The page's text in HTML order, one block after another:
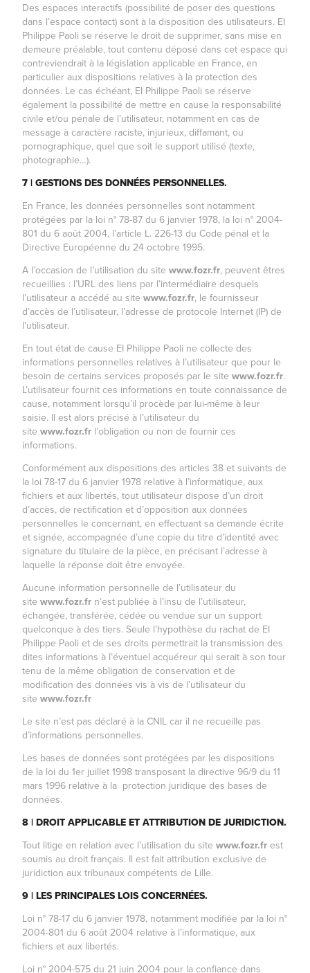
Des espaces interactifs (possibilité de poser des questions
dans l’espace contact) sont à la disposition des utilisateurs. EI
Philippe Paoli se réserve le droit de supprimer, sans mise en
demeure préalable, tout contenu déposé dans cet espace qui
contreviendrait à la législation applicable en France, en
particulier aux dispositions relatives à la protection des
données. Le cas échéant, EI Philippe Paoli se réserve
également la possibilité de mettre en cause la responsabilité
civile et/ou pénale de l’utilisateur, notamment en cas de
message à caractère raciste, injurieux, diffamant, ou
pornographique, quel que soit le support utilisé (texte,
photographie…).
7 | GESTIONS DES DONNÉES PERSONNELLES.
En France, les données personnelles sont notamment
protégées par la loi n° 78-87 du 6 janvier 1978, la loi n° 2004-
801 du 6 août 2004, l’article L. 226-13 du Code pénal et la
Directive Européenne du 24 octobre 1995.
A l’occasion de l’utilisation du sitewww.fozr.fr, peuvent êtres
recueillies : l’URL des liens par l’intermédiaire desquels
l’utilisateur a accédé au sitewww.fozr.fr, le fournisseur
d’accès de l’utilisateur, l’adresse de protocole Internet (IP) de
l’utilisateur.
En tout état de cause EI Philippe Paoli ne collecte des
informations personnelles relatives à l’utilisateur que pour le
besoin de certains services proposés par le sitewww.fozr.fr.
L’utilisateur fournit ces informations en toute connaissance de
cause, notamment lorsqu’il procède par lui-même à leur
saisie. Il est alors précisé à l’utilisateur du
sitewww.fozr.fr l’obligation ou non de fournir ces
informations.
Conformément aux dispositions des articles 38 et suivants de
la loi 78-17 du 6 janvier 1978 relative à l’informatique, aux
fichiers et aux libertés, tout utilisateur dispose d’un droit
d’accès, de rectification et d’opposition aux données
personnelles le concernant, en effectuant sa demande écrite
et signée, accompagnée d’une copie du titre d’identité avec
signature du titulaire de la pièce, en précisant l’adresse à
laquelle la réponse doit être envoyée.
Aucune information personnelle de l’utilisateur du
sitewww.fozr.fr n’est publiée à l’insu de l’utilisateur,
échangée, transférée, cédée ou vendue sur un support
quelconque à des tiers. Seule l’hypothèse du rachat de EI
Philippe Paoli et de ses droits permettrait la transmission des
dites informations à l’éventuel acquéreur qui serait à son tour
tenu de la même obligation de conservation et de
modification des données vis à vis de l’utilisateur du
sitewww.fozr.fr
Le site n’est pas déclaré à la CNIL car il ne recueille pas
d’informations personnelles.
Les bases de données sont protégées par les dispositions
de la loi du 1er juillet 1998 transposant la directive 96/9 du 11
mars 1996 relative à la protection juridique des bases de
données.
8 | DROIT APPLICABLE ET ATTRIBUTION DE JURIDICTION.
Tout litige en relation avec l’utilisation du sitewww.fozr.frest
soumis au droit français. Il est fait attribution exclusive de
juridiction aux tribunaux compétents de Lille.
9 | LES PRINCIPALES LOIS CONCERNÉES.
Loi n° 78-17 du 6 janvier 1978, notamment modifiée par la loi n°
2004-801 du 6 août 2004 relative à l’informatique, aux
fichiers et aux libertés.
Loi n° 2004-575 du 21 juin 2004 pour la confiance dans